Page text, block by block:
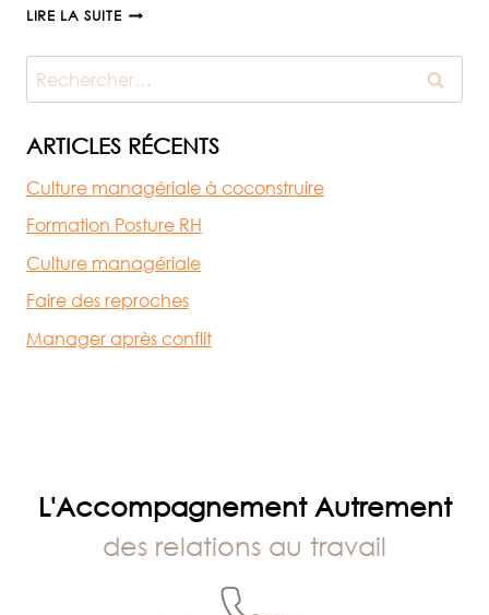
LIRE LA SUITEWHERE
BRIAN
?
Rechercher :
ARTICLES RÉCENTS
Culture managériale à coconstruire
Formation Posture RH
Culture managériale
Faire des reproches
Manager après conflit
L'Accompagnement Autrement
des relations au travail